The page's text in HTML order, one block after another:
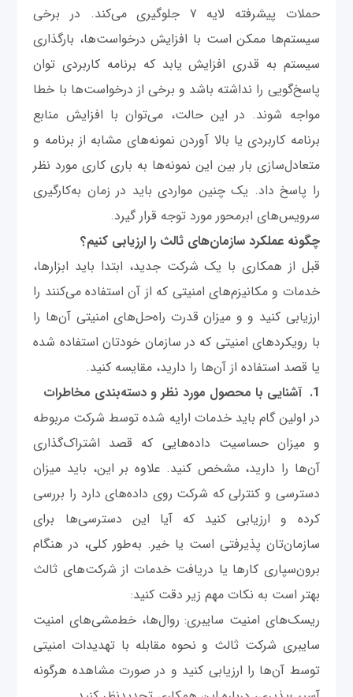
حملات پیشرفته‌ لایه ۷ جلوگیری می‌کند. در برخی
سیستم‌ها ممکن است با افزایش درخواست‌ها، بارگذاری
سیستم به قدری افزایش یابد که برنامه کاربردی توان
پاسخ‌گویی را نداشته باشد و برخی از درخواست‌ها با خطا
مواجه شوند. در این حالت، می‌توان با افزایش منابع
برنامه کاربردی یا بالا آوردن نمونه‌های مشابه از برنامه و
متعادل‌سازی بار بین این نمونه‌ها به باری کاری مورد نظر
را پاسخ داد. یک چنین مواردی باید در زمان به‌کارگیری
سرویس‌های ابرمحور مورد توجه قرار گیرد.
چگونه عملکرد سازمان‌های ثالث را ارزیابی کنیم؟
قبل از همکاری با یک شرکت جدید، ابتدا باید ابزارها،
خدمات و مکانیزم‌های امنیتی که از آن استفاده می‌کنند را
ارزیابی کنید و و میزان قدرت راه‌حل‌های امنیتی آن‌ها را
با رویکردهای امنیتی که در سازمان خودتان استفاده شده
یا قصد استفاده از آن‌ها را دارید، مقایسه کنید.
1. آشنایی با محصول مورد نظر و دسته‌بندی مخاطرات
در اولین گام باید خدمات ارایه شده توسط شرکت مربوطه
و میزان حساسیت داده‌هایی که قصد اشتراک‌گذاری
آن‌ها را دارید، مشخص کنید. علاوه بر این، باید میزان
دسترسی و کنترلی که شرکت روی داده‌های دارد را بررسی
کرده و ارزیابی کنید که آیا این دسترسی‌ها برای
سازمان‌تان پذیرفتی است یا خیر. به‌طور کلی، در هنگام
برون‌سپاری کارها یا دریافت خدمات از شرکت‌های ثالث
بهتر است به نکات مهم زیر دقت کنید:
ریسک‌های امنیت سایبری: روال‌ها، خط‌مشی‌های امنیت
سایبری شرکت ثالث و نحوه مقابله با تهدیدات امنیتی
توسط آن‌ها را ارزیابی کنید و در صورت مشاهده هرگونه